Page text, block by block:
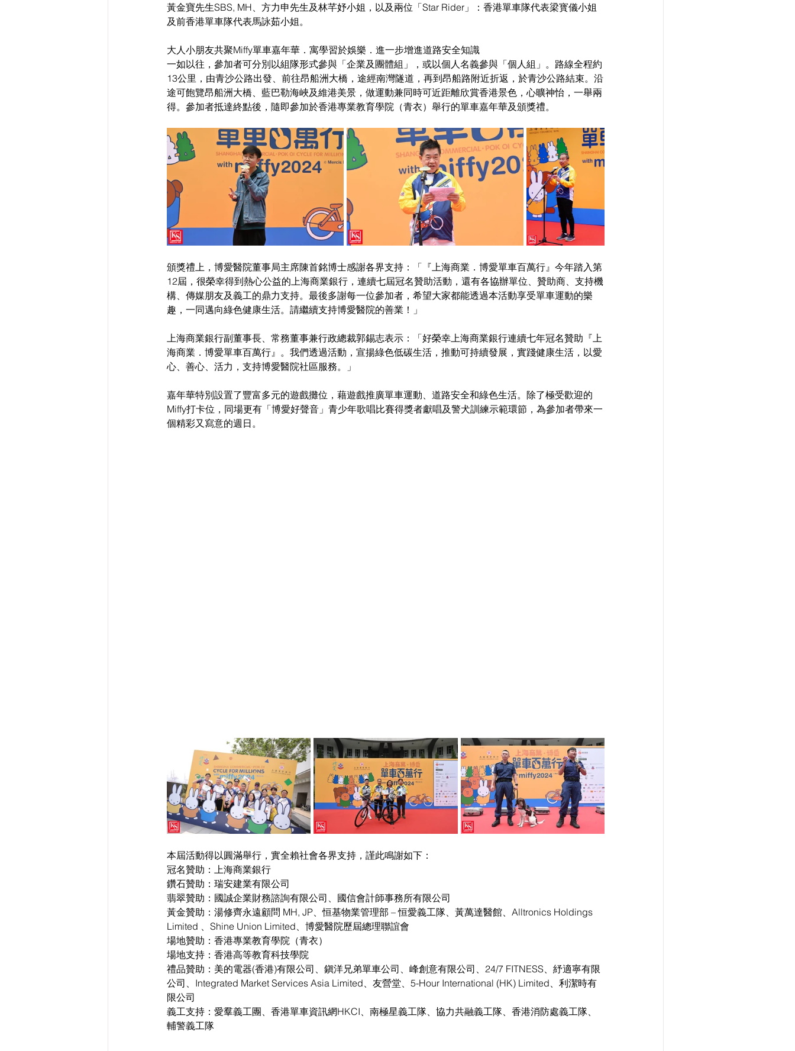
黃金寶先生SBS, MH、方力申先生及林芊妤小姐，以及兩位「Star Rider」：香港單車隊代表梁寳儀小姐
及前香港單車隊代表馬詠茹小姐。
大人小朋友共聚Miffy單車嘉年華．寓學習於娛樂．進一步增進道路安全知識
一如以往，參加者可分別以組隊形式參與「企業及團體組」，或以個人名義參與「個人組」。路線全程約
13公里，由青沙公路出發、前往昂船洲大橋，途經南灣隧道，再到昂船路附近折返，於青沙公路結束。沿
途可飽覽昂船洲大橋、藍巴勒海峽及維港美景，做運動兼同時可近距離欣賞香港景色，心曠神怡，一舉兩
得。參加者抵達終點後，隨即參加於香港專業教育學院（青衣）舉行的單車嘉年華及頒獎禮。
頒獎禮上，博愛醫院董事局主席陳首銘博士感謝各界支持：「『上海商業．博愛單車百萬行』今年踏入第
12屆，很榮幸得到熱心公益的上海商業銀行，連續七屆冠名贊助活動，還有各協辦單位、贊助商、支持機
構、傳媒朋友及義工的鼎力支持。最後多謝每一位參加者，希望大家都能透過本活動享受單車運動的樂
趣，一同邁向綠色健康生活。請繼續支持博愛醫院的善業！」
上海商業銀行副董事長、常務董事兼行政總裁郭錫志表示：「好榮幸上海商業銀行連續七年冠名贊助『上
海商業．博愛單車百萬行』。我們透過活動，宣揚綠色低碳生活，推動可持續發展，實踐健康生活，以愛
心、善心、活力，支持博愛醫院社區服務。」
嘉年華特別設置了豐富多元的遊戲攤位，藉遊戲推廣單車運動、道路安全和綠色生活。除了極受歡迎的
Miffy打卡位，同場更有「博愛好聲音」青少年歌唱比賽得獎者獻唱及警犬訓練示範環節，為參加者帶來一
個精彩又寫意的週日。
本屆活動得以圓滿舉行，實全賴社會各界支持，謹此鳴謝如下：
冠名贊助：上海商業銀行
鑽石贊助：瑞安建業有限公司
翡翠贊助：國誠企業財務諮詢有限公司、國信會計師事務所有限公司
黃金贊助：湯修齊永遠顧問 MH, JP、恒基物業管理部 – 恒愛義工隊、黃萬達醫館、Alltronics Holdings
Limited 、Shine Union Limited、博愛醫院歷屆總理聯誼會
場地贊助：香港專業教育學院（青衣）
場地支持：香港高等教育科技學院
禮品贊助：美的電器(香港)有限公司、鎭洋兄弟單車公司、峰創意有限公司、24/7 FITNESS、紓適寧有限
公司、Integrated Market Services Asia Limited、友營堂、5-Hour International (HK) Limited、利潔時有
限公司
義工支持：愛羣義工團、香港單車資訊網HKCI、南極星義工隊、協力共融義工隊、香港消防處義工隊、
輔警義工隊